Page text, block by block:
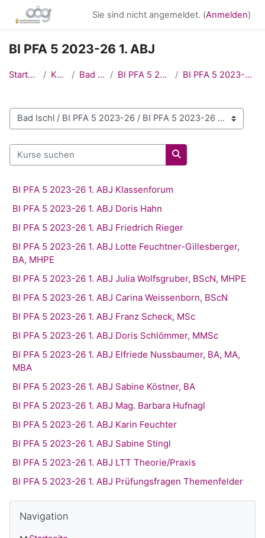
Zum Hauptinhalt
Sie sind nicht angemeldet. (Anmelden)
BI PFA 5 2023-26 1. ABJ
Startseite Kurse Bad Ischl BI PFA 5 2023-26 BI PFA 5 2023-26 1. ABJ
Kursbereiche
Kurse suchen
Kurse suchen
BI PFA 5 2023-26 1. ABJ Klassenforum
BI PFA 5 2023-26 1. ABJ Doris Hahn
BI PFA 5 2023-26 1. ABJ Friedrich Rieger
BI PFA 5 2023-26 1. ABJ Lotte Feuchtner-Gillesberger,
BA, MHPE
BI PFA 5 2023-26 1. ABJ Julia Wolfsgruber, BScN, MHPE
BI PFA 5 2023-26 1. ABJ Carina Weissenborn, BScN
BI PFA 5 2023-26 1. ABJ Franz Scheck, MSc
BI PFA 5 2023-26 1. ABJ Doris Schlömmer, MMSc
BI PFA 5 2023-26 1. ABJ Elfriede Nussbaumer, BA, MA,
MBA
BI PFA 5 2023-26 1. ABJ Sabine Köstner, BA
BI PFA 5 2023-26 1. ABJ Mag. Barbara Hufnagl
BI PFA 5 2023-26 1. ABJ Karin Feuchter
BI PFA 5 2023-26 1. ABJ Sabine Stingl
BI PFA 5 2023-26 1. ABJ LTT Theorie/Praxis
BI PFA 5 2023-26 1. ABJ Prüfungsfragen Themenfelder
Blöcke
Navigation